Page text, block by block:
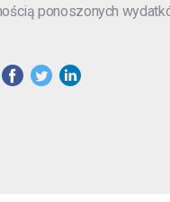
ponoszonych